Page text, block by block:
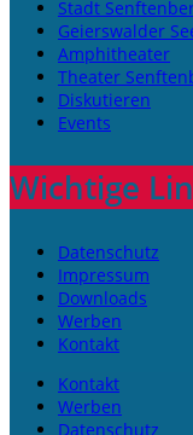
Stadt
Geierswalder
Amphitheater
Theater
Diskutieren
Events
Wichtige
Datenschutz
Impressum
Downloads
Werben
Kontakt
Kontakt
Werben
Datenschutz